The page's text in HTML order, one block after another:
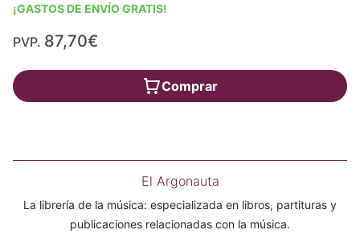
¡GASTOS DE ENVÍO GRATIS!
PVP. 87,70€
Comprar
El Argonauta
La librería de la música: especializada en libros, partituras y
publicaciones relacionadas con la música.